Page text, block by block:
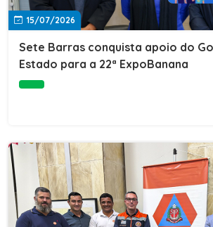
15/07/2026
Sete Barras conquista apoio do
Estado para a 22ª ExpoBanana